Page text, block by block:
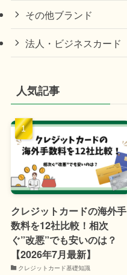
その他ブランド
法人・ビジネスカード
人気記事
クレジットカードの海外手
数料を12社比較！相次
ぐ”改悪”でも安いのは？
【2026年7月最新】
クレジットカード基礎知識